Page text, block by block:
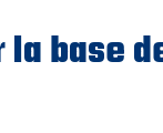
base